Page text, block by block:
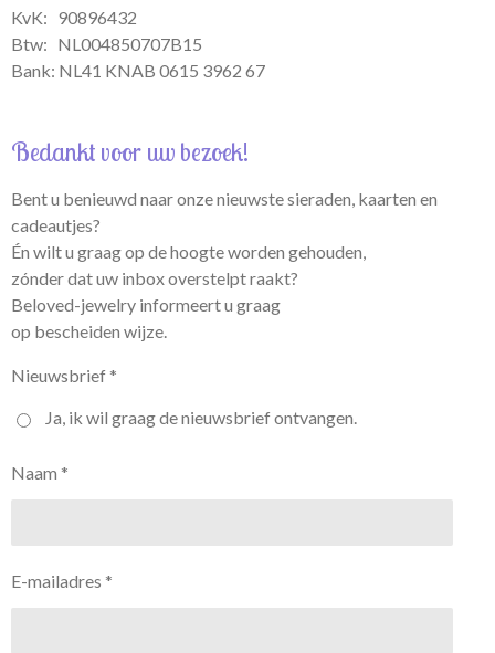
KvK: 90896432
Btw: NL004850707B15
Bank: NL41 KNAB 0615 3962 67
Bedankt voor uw bezoek!
Bent u benieuwd naar onze nieuwste sieraden, kaarten en
cadeautjes?
Én wilt u graag op de hoogte worden gehouden,
zónder dat uw inbox overstelpt raakt?
Beloved-jewelry informeert u graag
op bescheiden wijze.
Nieuwsbrief *
Ja, ik wil graag de nieuwsbrief ontvangen.
Naam *
E-mailadres *